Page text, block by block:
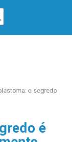
o segredo
é